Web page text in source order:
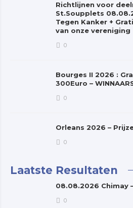
Richtlijnen voor
St.Soupplets
Tegen Kanker +
van onze vereniging
0
Bourges II 2026 :
300Euro –
0
Orleans 2026 –
0
Laatste Resultaten
08.08.2026 Chimay
0